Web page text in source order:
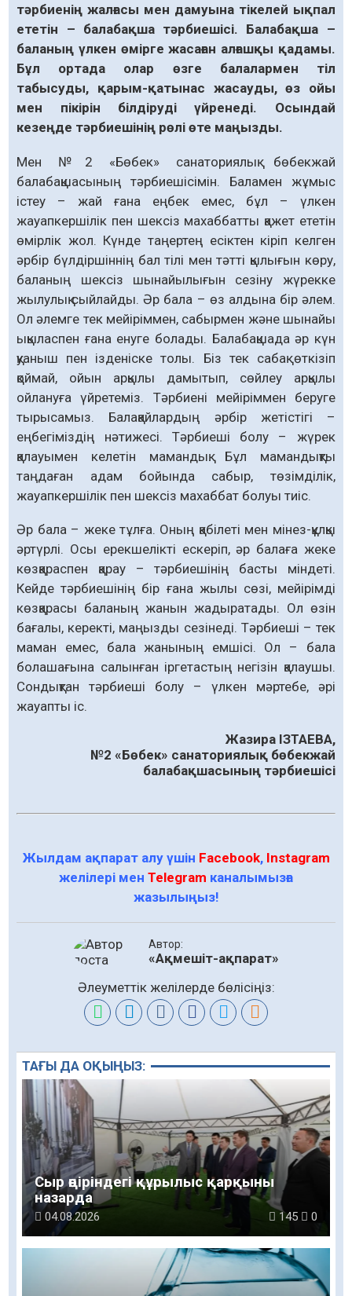
тәрбиенің жалғасы мен дамуына тікелей ықпал
ететін – балабақша тәрбиешісі. Балабақша –
баланың үлкен өмірге жасаған алғашқы қадамы.
Бұл ортада олар өзге балалармен тіл
табысуды, қарым-қатынас жасауды, өз ойы
мен пікірін білдіруді үйренеді. Осындай
кезеңде тәрбиешінің рөлі өте маңызды.
Мен №2 «Бөбек» санаториялық бөбекжай
балабақшасының тәрбиешісімін. Баламен жұмыс
істеу – жай ғана еңбек емес, бұл – үлкен
жауапкершілік пен шексіз махаббатты қажет ететін
өмірлік жол. Күнде таңертең есіктен кіріп келген
әрбір бүлдіршіннің бал тілі мен тәтті қылығын көру,
баланың шексіз шынайылығын сезіну жүрекке
жылулық сыйлайды. Әр бала – өз алдына бір әлем.
Ол әлемге тек мейіріммен, сабырмен және шынайы
ықыласпен ғана енуге болады. Балабақшада әр күн
қуаныш пен ізденіске толы. Біз тек сабақ өткізіп
қоймай, ойын арқылы дамытып, сөйлеу арқылы
ойлануға үйретеміз. Тәрбиені мейіріммен беруге
тырысамыз. Балақайлардың әрбір жетістігі –
еңбегіміздің нәтижесі. Тәрбиеші болу – жүрек
қалауымен келетін мамандық. Бұл мамандықты
таңдаған адам бойында сабыр, төзімділік,
жауапкершілік пен шексіз махаббат болуы тиіс.
Әр бала – жеке тұлға. Оның қабілеті мен мінез-құлқы
әртүрлі. Осы ерекшелікті ескеріп, әр балаға жеке
көзқараспен қарау – тәрбиешінің басты міндеті.
Кейде тәрбиешінің бір ғана жылы сөзі, мейірімді
көзқарасы баланың жанын жадыратады. Ол өзін
бағалы, керекті, маңызды сезінеді. Тәрбиеші – тек
маман емес, бала жанының емшісі. Ол – бала
болашағына салынған іргетастың негізін қалаушы.
Сондықтан тәрбиеші болу – үлкен мәртебе, әрі
жауапты іс.
Жазира ІЗТАЕВА,
№2 «Бөбек» санаториялық бөбекжай
балабақшасының тәрбиешісі
Жылдам ақпарат алу үшін Facebook, Instagram
желілері мен Telegram каналымызға
жазылыңыз!
Автор:
«Ақмешіт-ақпарат»
Әлеуметтік желілерде бөлісіңіз:
ТАҒЫ ДА ОҚЫҢЫЗ:
Сыр өңіріндегі құрылыс қарқыны
назарда
04.08.2026 145 0